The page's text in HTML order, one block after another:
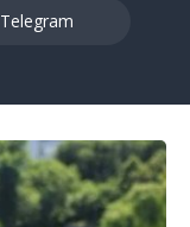
Telegram